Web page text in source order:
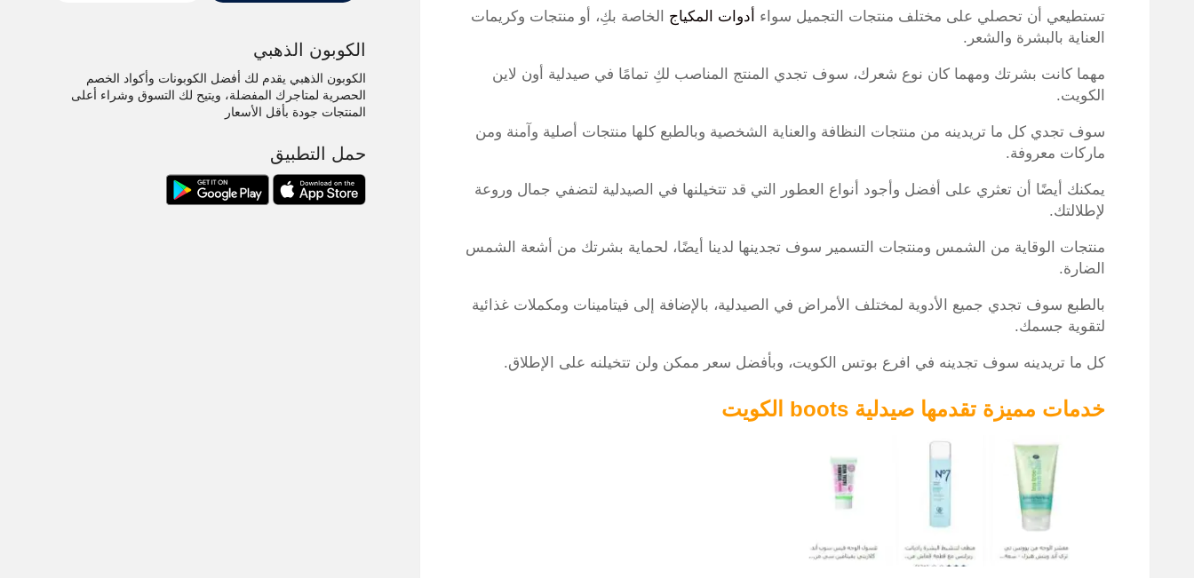
تستطيعي أن تحصلي على مختلف منتجات التجميل سواء أدوات المكياج الخاصة بكِ، أو منتجات وكريمات
العناية بالبشرة والشعر.
مهما كانت بشرتك ومهما كان نوع شعرك، سوف تجدي المنتج المناصب لكِ تمامًا في صيدلية أون لاين
الكويت.
سوف تجدي كل ما تريدينه من منتجات النظافة والعناية الشخصية وبالطبع كلها منتجات أصلية وآمنة ومن
ماركات معروفة.
يمكنك أيضًا أن تعثري على أفضل وأجود أنواع العطور التي قد تتخيلنها في الصيدلية لتضفي جمال وروعة
لإطلالتك.
منتجات الوقاية من الشمس ومنتجات التسمير سوف تجدينها لدينا أيضًا، لحماية بشرتك من أشعة الشمس
الضارة.
بالطبع سوف تجدي جميع الأدوية لمختلف الأمراض في الصيدلية، بالإضافة إلى فيتامينات ومكملات غذائية
لتقوية جسمك.
كل ما تريدينه سوف تجدينه في افرع بوتس الكويت، وبأفضل سعر ممكن ولن تتخيلنه على الإطلاق.
خدمات مميزة تقدمها صيدلية boots الكويت
الكوبون الذهبي
الكوبون الذهبي يقدم لك أفضل الكوبونات وأكواد الخصم
الحصرية لمتاجرك المفضلة، ويتيح لك التسوق وشراء أعلى
المنتجات جودة بأقل الأسعار
حمل التطبيق